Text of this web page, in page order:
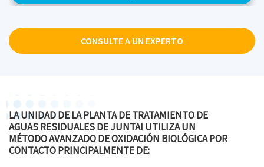
obstrucción) a través de la recolección de aguas
residuales para ajustar la piscina, ajustando la piscina
equipada con un controlador de nivel de líquido, cuando
-Proceso tecnológico-2
La unidad de tratamiento bioquímico utiliza un
avanzado método de oxidación biológica por contacto,
CONSULTE A UN EXPERTO
LA UNIDAD DE LA PLANTA DE TRATAMIENTO DE
AGUAS RESIDUALES DE JUNTAI UTILIZA UN
MÉTODO AVANZADO DE OXIDACIÓN BIOLÓGICA POR
CONTACTO PRINCIPALMENTE DE: